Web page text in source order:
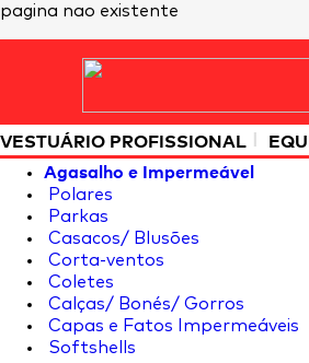
pagina nao existente
VESTUÁRIO PROFISSIONAL |
Agasalho e Impermeável
Polares
Parkas
Casacos/ Blusões
Corta-ventos
Coletes
Calças/ Bonés/ Gorros
Capas e Fatos Impermeáveis
Softshells